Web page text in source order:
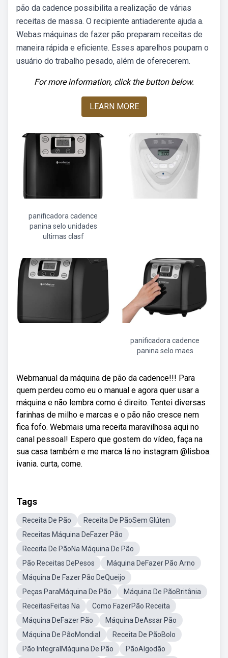
pão da cadence possibilita a realização de várias
receitas de massa. O recipiente antiaderente ajuda a.
Webas máquinas de fazer pão preparam receitas de
maneira rápida e eficiente. Esses aparelhos poupam o
usuário do trabalho pesado, além de oferecerem.
For more information, click the button below.
LEARN MORE
panificadora cadence
panina selo unidades
ultimas clasf
panificadora cadence
panina selo maes
Webmanual da máquina de pão da cadence!!! Para
quem perdeu como eu o manual e agora quer usar a
máquina e não lembra como é direito. Tentei diversas
farinhas de milho e marcas e o pão não cresce nem
fica fofo. Webmais uma receita maravilhosa aqui no
canal pessoal! Espero que gostem do vídeo, faça na
sua casa também e me marca lá no instagram @lisboa.
ivania. curta, come.
Tags
Receita De Pão
Receita De PãoSem Glúten
Receitas Máquina DeFazer Pão
Receita De PãoNa Máquina De Pão
Pão Receitas DePesos
Máquina DeFazer Pão Arno
Máquina De Fazer Pão DeQueijo
Peças ParaMáquina De Pão
Máquina De PãoBritânia
ReceitasFeitas Na
Como FazerPão Receita
Máquina DeFazer Pão
Máquina DeAssar Pão
Máquina De PãoMondial
Receita De PãoBolo
Pão IntegralMáquina De Pão
PãoAlgodão